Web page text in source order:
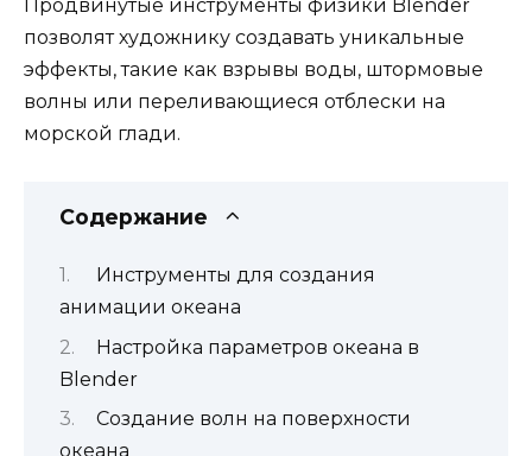
Продвинутые инструменты физики Blender
позволят художнику создавать уникальные
эффекты, такие как взрывы воды, штормовые
волны или переливающиеся отблески на
морской глади.
Содержание
Инструменты для создания
анимации океана
Настройка параметров океана в
Blender
Создание волн на поверхности
океана